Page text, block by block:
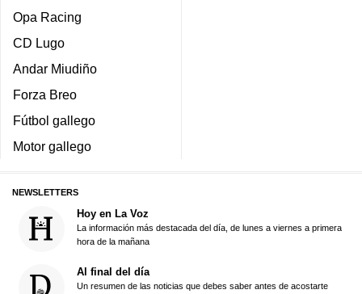
Opa Racing
CD Lugo
Andar Miudiño
Forza Breo
Fútbol gallego
Motor gallego
NEWSLETTERS
Hoy en La Voz
La información más destacada del día, de lunes a viernes a primera
hora de la mañana
Al final del día
Un resumen de las noticias que debes saber antes de acostarte